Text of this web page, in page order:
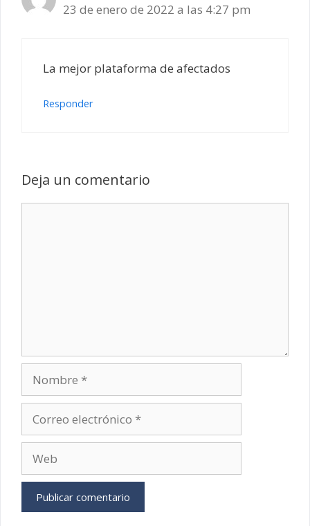
23 de enero de 2022 a las 4:27 pm
La mejor plataforma de afectados
Responder
Deja un comentario
electrónico